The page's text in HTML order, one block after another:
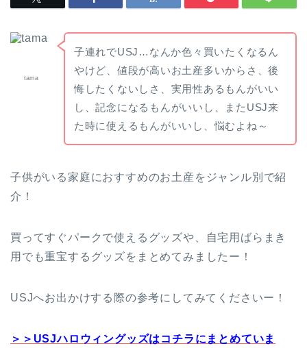
tama
子連れでUSJ…なんか色々買いたくなるん
やけど、値段が高いお土産多いからさ、後
悔したくないしさ、実用性あるもんがいい
し、記念になるもんがいいし、またUSJ来
た時に使えるもんがいいし、悩むよね～
子供がいる家庭におすすめのお土産をジャンル別で紹
介！
買ってすぐパークで使えるグッズや、自宅用ばらまき
用でも重宝するグッズをまとめてみましたー！
USJへお出かけする際の参考にしてみてくださいー！
＞＞USJハロウィングッズはコチラにまとめていま